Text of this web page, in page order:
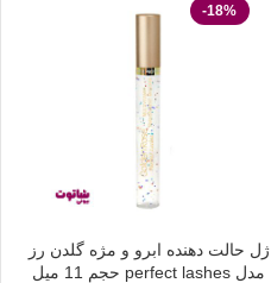
-18%
ژل حالت دهنده ابرو و مژه گلدن رز
مدل perfect lashes حجم 11 میل